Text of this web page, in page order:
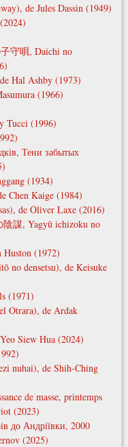
de Jules Dassin (1949)
守唄, Daichi no
Hal Ashby (1973)
(1966)
Tucci (1996)
Тени забытых
(1934)
Chen Kaige (1984)
de Óliver Laxe (2016)
謀, Yagyū ichizoku no
Huston (1972)
no densetsu), de Keisuke
(1971)
Otrara), de Ardak
Siew Hua (2024)
nuhai), de Shih-Ching
de masse, printemps
(2023)
до Андріївки, 2000
(2025)